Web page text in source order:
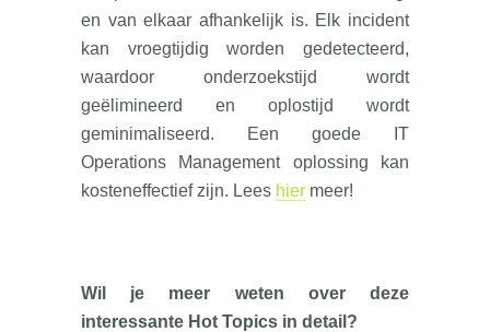
en van elkaar afhankelijk is. Elk incident
kan vroegtijdig worden gedetecteerd,
waardoor onderzoekstijd wordt
geëlimineerd en oplostijd wordt
geminimaliseerd. Een goede IT
Operations Management oplossing kan
kosteneffectief zijn. Lees hier meer!
Wil je meer weten over deze
interessante Hot Topics in detail?